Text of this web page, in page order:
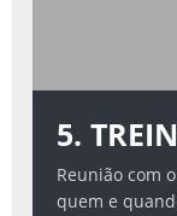
5.
Reunião com
quem e